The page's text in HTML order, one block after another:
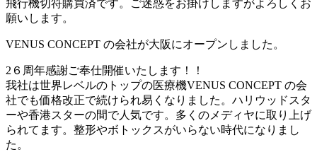
飛行機切符購買済です。ご迷惑をお掛けしますがよろしくお
願いします。
VENUS CONCEPT の会社が大阪にオープンしました。
2６周年感謝ご奉仕開催いたします！！
我社は世界レベルのトップの医療機VENUS CONCEPT の会
社でも価格改正で続けられ易くなりました。ハリウッドスタ
ーや香港スターの間で人気です。多くのメディヤに取り上げ
られてます。整形やボトックスがいらない時代になりまし
た。